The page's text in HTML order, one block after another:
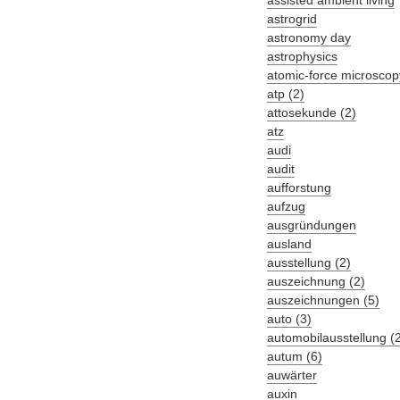
astrogrid
astronomy day
astrophysics
atomic-force
atp (2)
attosekunde (2)
atz
audi
audit
aufforstung
aufzug
ausgründungen
ausland
ausstellung (2)
auszeichnung (2)
auszeichnungen (5)
auto (3)
automobilausstellung
autum (6)
auwärter
auxin